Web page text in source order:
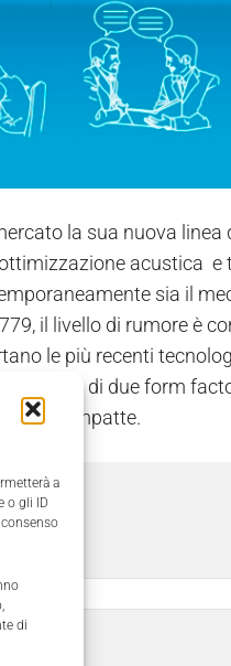
a
o gli ID
di
la sua nuova
acustica e
sia il
il livello di rumore è
le più recenti
dotati di due form
compatte.